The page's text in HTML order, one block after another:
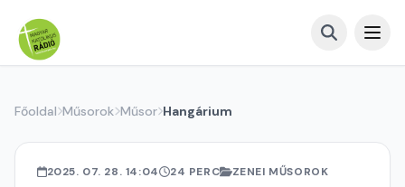
Főoldal Műsorok Műsor Hangárium
2025. 07. 28. 14:04 24 PERC ZENEI MŰSOROK